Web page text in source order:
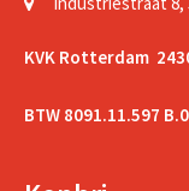
KVK Rotterdam
BTW 8091.11.597